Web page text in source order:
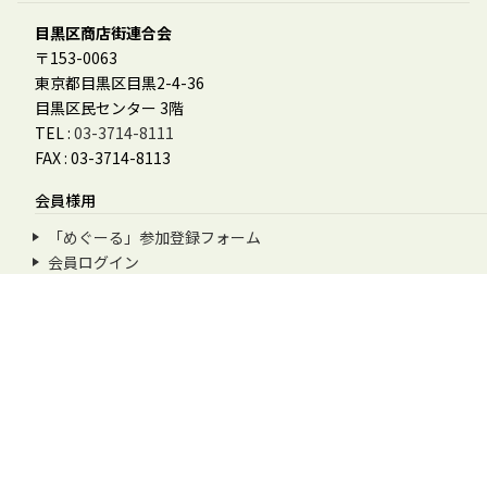
目黒区商店街連合会
〒153-0063
東京都目黒区目黒2-4-36
目黒区民センター 3階
TEL : 03-3714-8111
FAX : 03-3714-8113
会員様用
「めぐーる」参加登録フォーム
会員ログイン